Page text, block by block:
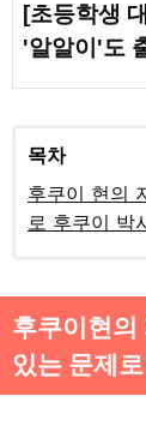
[초등학생
'알알이'도
목차
후쿠이 현의
로 후쿠이 박
후쿠이현의
있는 문제